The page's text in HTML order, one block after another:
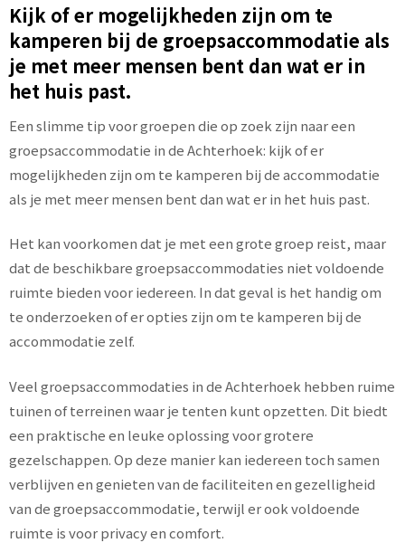
Kijk of er mogelijkheden zijn om te
kamperen bij de groepsaccommodatie als
je met meer mensen bent dan wat er in
het huis past.
Een slimme tip voor groepen die op zoek zijn naar een
groepsaccommodatie in de Achterhoek: kijk of er
mogelijkheden zijn om te kamperen bij de accommodatie
als je met meer mensen bent dan wat er in het huis past.
Het kan voorkomen dat je met een grote groep reist, maar
dat de beschikbare groepsaccommodaties niet voldoende
ruimte bieden voor iedereen. In dat geval is het handig om
te onderzoeken of er opties zijn om te kamperen bij de
accommodatie zelf.
Veel groepsaccommodaties in de Achterhoek hebben ruime
tuinen of terreinen waar je tenten kunt opzetten. Dit biedt
een praktische en leuke oplossing voor grotere
gezelschappen. Op deze manier kan iedereen toch samen
verblijven en genieten van de faciliteiten en gezelligheid
van de groepsaccommodatie, terwijl er ook voldoende
ruimte is voor privacy en comfort.